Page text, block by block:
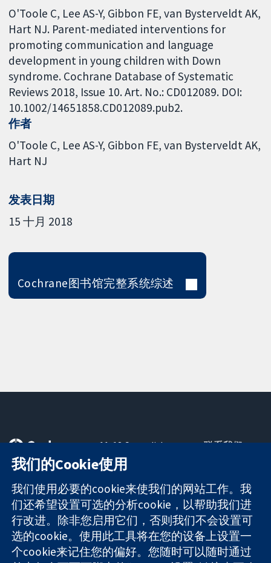
O'Toole C, Lee AS-Y, Gibbon FE, van Bysterveldt AK,
Hart NJ. Parent-mediated interventions for
promoting communication and language
development in young children with Down
syndrome. Cochrane Database of Systematic
Reviews 2018, Issue 10. Art. No.: CD012089. DOI:
10.1002/14651858.CD012089.pub2.
作者
O'Toole C Lee AS-Y Gibbon FE van Bysterveldt AK
Hart NJ
发表日期
15 十月 2018
Cochrane图书馆完整系统综述
可信任的证据
知情决定
更完善的医疗健
康
11-13 Cavendish
Square
London
W1G 0AN
United Kingdom
联系我们
关于我们
工作机会
Cochrane
Library
我们的Cookie使用
我们使用必要的cookie来使我们的网站工作。我
们还希望设置可选的分析cookie，以帮助我们进
行改进。除非您启用它们，否则我们不会设置可
选的cookie。使用此工具将在您的设备上设置一
个cookie来记住您的偏好。您随时可以随时通过